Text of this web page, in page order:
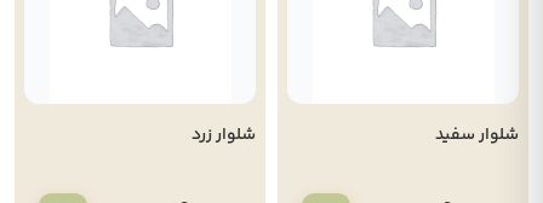
شلوار سفید شلوار زرد